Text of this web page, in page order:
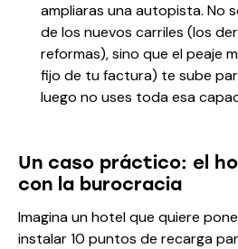
ampliaras una autopista. No
de los nuevos carriles (los
reformas), sino que el peaje
fijo de tu factura) te sube
luego no uses toda esa
Un caso práctico: el
con la burocracia
Imagina un hotel que quiere
instalar 10 puntos de recarga